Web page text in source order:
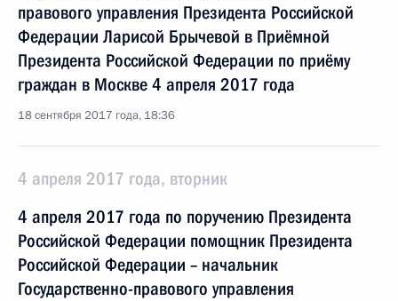
правового управления Президента Российской
Федерации Ларисой Брычевой в Приёмной
Президента Российской Федерации по приёму
граждан в Москве 4 апреля 2017 года
18 сентября 2017 года, 18:36
4 апреля 2017 года, вторник
4 апреля 2017 года по поручению Президента
Российской Федерации помощник Президента
Российской Федерации – начальник
Государственно-правового управления